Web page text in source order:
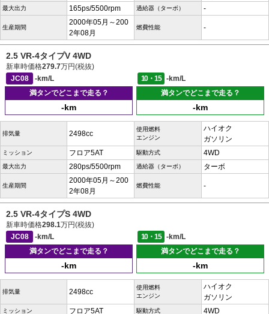
最大出力 165ps/5500rpm 過給器（ターボ） -
生産期間
2000年05月～200
2年08月
燃費性能 -
2.5 VR-4タイプV 4WD
新車時価格279.7万円(税抜)
JC08
-km/L 10・15
-km/L
満タンでどこまで走る？
-km
満タンでどこまで走る？
-km
排気量 2498cc
使用燃料
エンジン
ハイオク
ガソリン
ミッション フロア5AT 駆動方式 4WD
最大出力 280ps/5500rpm 過給器（ターボ） ターボ
生産期間
2000年05月～200
2年08月
燃費性能 -
2.5 VR-4タイプS 4WD
新車時価格298.1万円(税抜)
JC08
-km/L 10・15
-km/L
満タンでどこまで走る？
-km
満タンでどこまで走る？
-km
排気量 2498cc
使用燃料
エンジン
ハイオク
ガソリン
ミッション フロア5AT 駆動方式 4WD